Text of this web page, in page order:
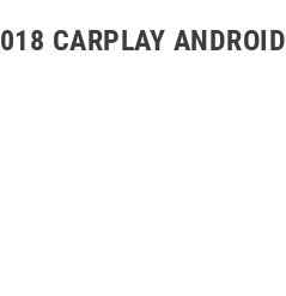
CARPLAY ANDROID